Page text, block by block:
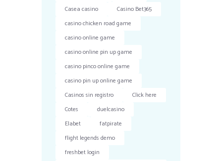
Casea casino
Casino Bet365
casino chicken road game
casino online game
casino online pin up game
casino pinco online game
casino pin up online game
Casinos sin registro
Click here
Cotes
duelcasino
Elabet
fatpirate
flight legends demo
freshbet login